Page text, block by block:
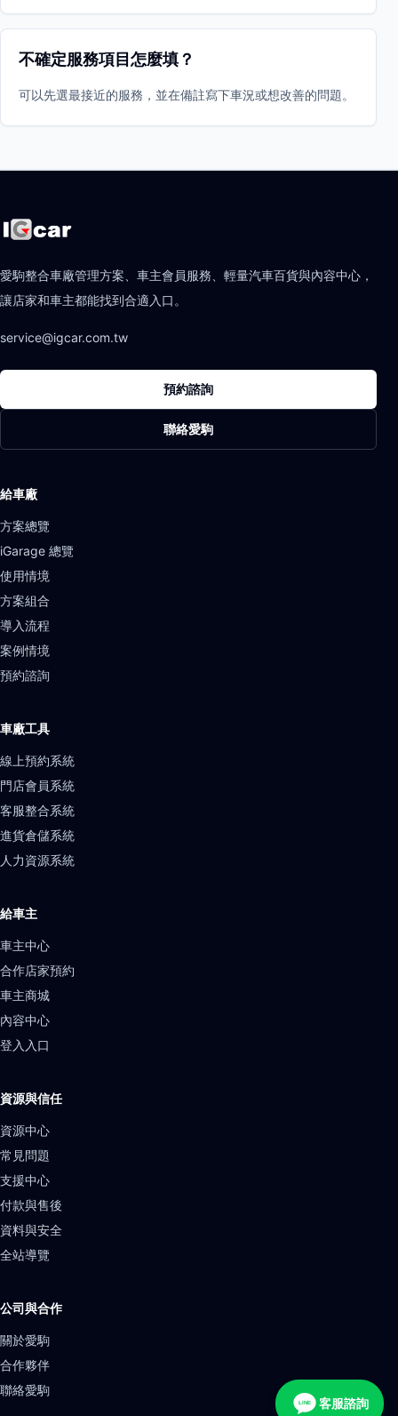
不確定服務項目怎麼填？
可以先選最接近的服務，並在備註寫下車況或想改善的問題。
愛駒整合車廠管理方案、車主會員服務、輕量汽車百貨與內容中心，
讓店家和車主都能找到合適入口。
service@igcar.com.tw
預約諮詢
聯絡愛駒
給車廠
方案總覽
iGarage 總覽
使用情境
方案組合
導入流程
案例情境
預約諮詢
車廠工具
線上預約系統
門店會員系統
客服整合系統
進貨倉儲系統
人力資源系統
給車主
車主中心
合作店家預約
車主商城
內容中心
登入入口
資源與信任
資源中心
常見問題
支援中心
付款與售後
資料與安全
全站導覽
公司與合作
關於愛駒
合作夥伴
聯絡愛駒
LINE 客服諮詢